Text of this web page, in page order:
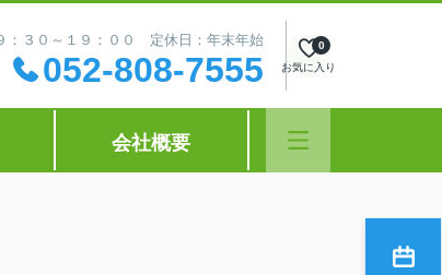
：３０～１９：００ 定休日：年末年始
052-808-7555 お気に入り
0
会社概要